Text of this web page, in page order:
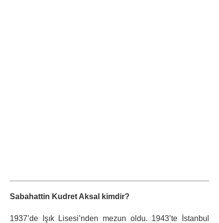
Sabahattin Kudret Aksal kimdir?
1937’de Işık Lisesi’nden mezun oldu. 1943’te İstanbul